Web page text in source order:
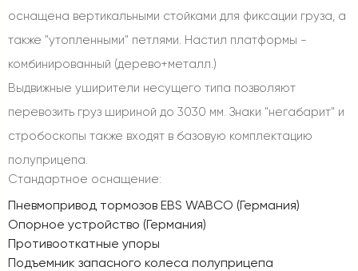
оснащена вертикальными стойками для фиксации груза, а
также "утопленными" петлями. Настил платформы -
комбинированный (дерево+металл.)
Выдвижные уширители несущего типа позволяют
перевозить груз шириной до 3030 мм. Знаки "негабарит" и
стробоскопы также входят в базовую комплектацию
полуприцепа.
Стандартное оснащение:
Пневмопривод тормозов EBS WABCO (Германия)
Опорное устройство (Германия)
Противооткатные упоры
Подъемник запасного колеса полуприцепа